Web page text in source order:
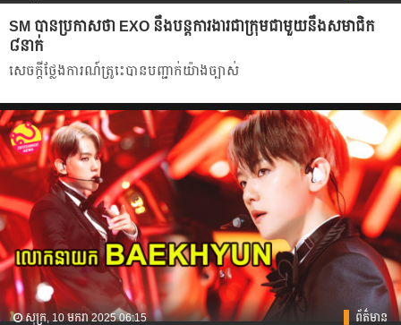
SM បានប្រកាសថា EXO នឹង​បន្តការងារជាក្រុមជាមួយនឹង​សមាជិក
៨នាក់
សេចក្ដីថ្លែងការណ៍ត្រូេះបានបញ្ជាក់យ៉ាងច្បាស់
សុក្រ, 10 មករា 2025 06:15 ព័ត៌មាន